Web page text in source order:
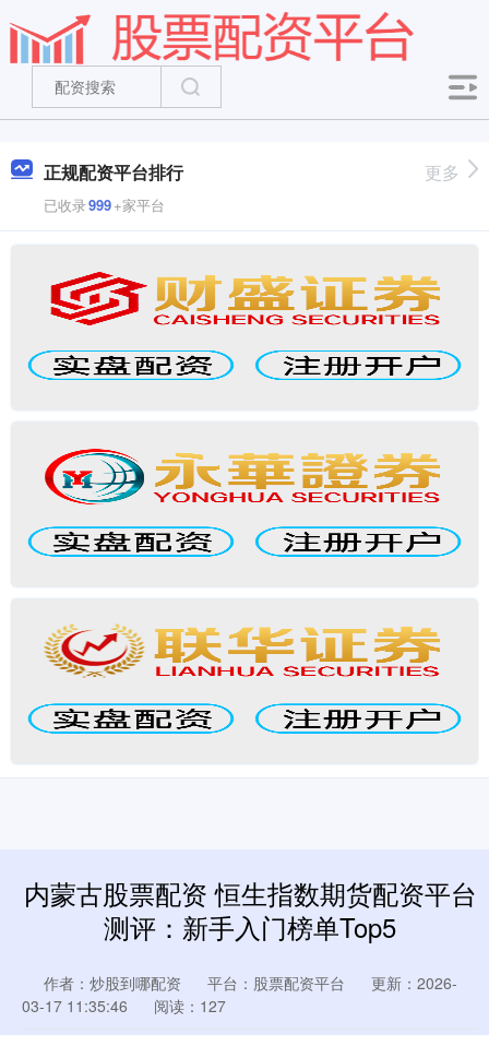
正规配资平台排行
已收录999+家平台
更多
内蒙古股票配资 恒生指数期货配资平台
测评：新手入门榜单Top5
作者：炒股到哪配资 平台：股票配资平台
更新：2026-
03-17 11:35:46
阅读：127